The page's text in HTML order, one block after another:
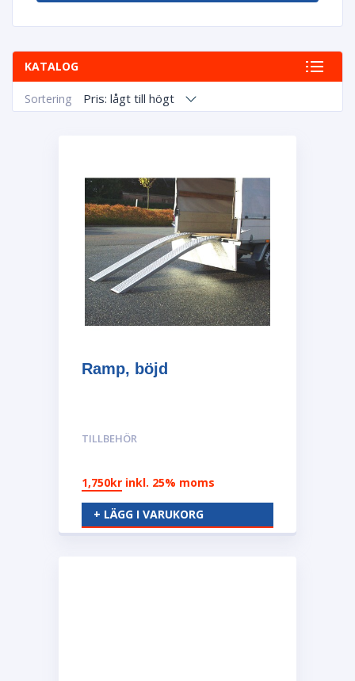
KATALOG
Sortering Pris: lågt till högt
Ramp, böjd
TILLBEHÖR
1,750kr inkl. 25% moms
+ LÄGG I VARUKORG